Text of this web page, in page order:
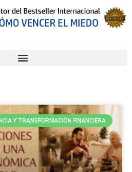
Y TRANSFORMACIÓN FINANCIERA